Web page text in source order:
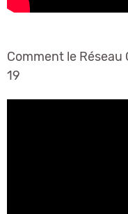
Comment le Réseau
19